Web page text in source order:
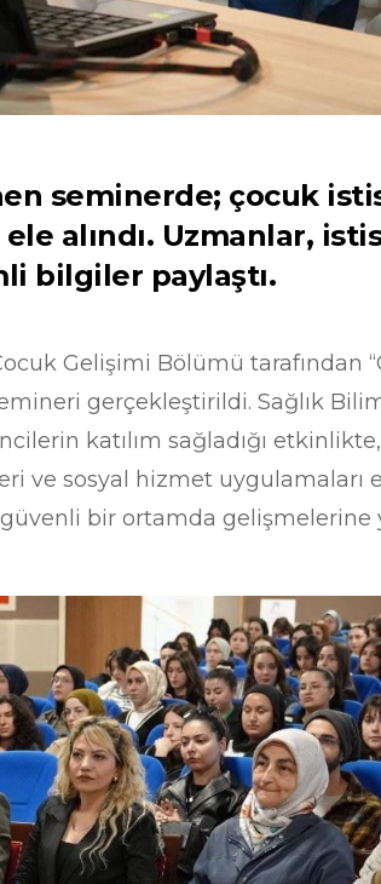
seminerde; çocuk
alındı. Uzmanlar,
bilgiler paylaştı.
Gelişimi Bölümü tarafından
gerçekleştirildi. Sağlık
katılım sağladığı
sosyal hizmet uygulamaları
güvenli bir ortamda